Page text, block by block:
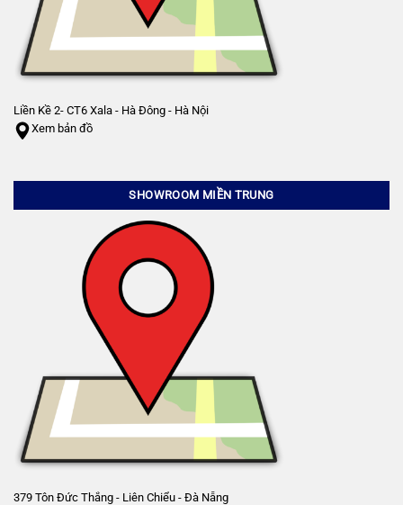
Liền Kề 2- CT6 Xala - Hà Đông - Hà Nội
Xem bản đồ
SHOWROOM MIỀN TRUNG
379 Tôn Đức Thắng - Liên Chiểu - Đà Nẵng